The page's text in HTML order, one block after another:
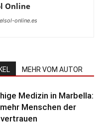
Online
online.es
MEHR VOM AUTOR
Medizin in Marbella:
Menschen der